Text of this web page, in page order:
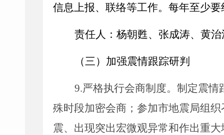
信息上报、联络等工作。每年至少要
责任人：杨朝甦、 张成涛、黄
（三）加强震情跟踪研判
9.严格执行会商制度。 制定震情
殊时段加密会商；参加市地震局组
震、出现突出宏微观异常和作出重